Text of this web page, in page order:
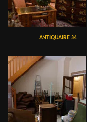
ANTIQUAIRE 34